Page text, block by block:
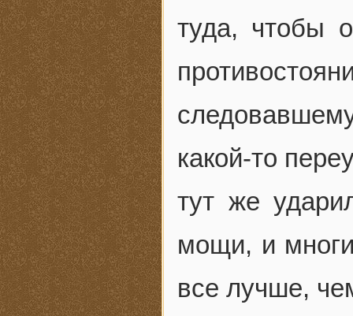
туда, чтобы
какой-то
тут же
мощи, и
все лучше,